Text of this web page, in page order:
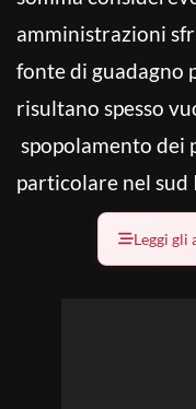
amministrazioni
fonte di guadagno
risultano spesso
spopolamento dei
particolare nel sud
Leggi